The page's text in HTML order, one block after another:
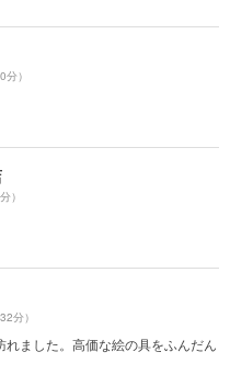
分）
）
分）
ました。高価な絵の具をふんだん